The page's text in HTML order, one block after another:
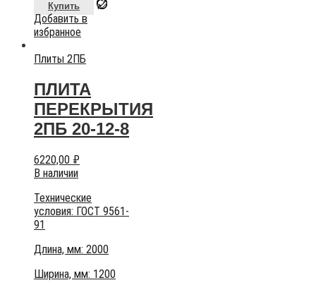
Купить
Добавить в
избранное
Плиты 2ПБ
ПЛИТА
ПЕРЕКРЫТИЯ
2ПБ 20-12-8
6220,00 ₽
В наличии
Технические
условия: ГОСТ 9561-
91
Длина, мм: 2000
Ширина, мм: 1200